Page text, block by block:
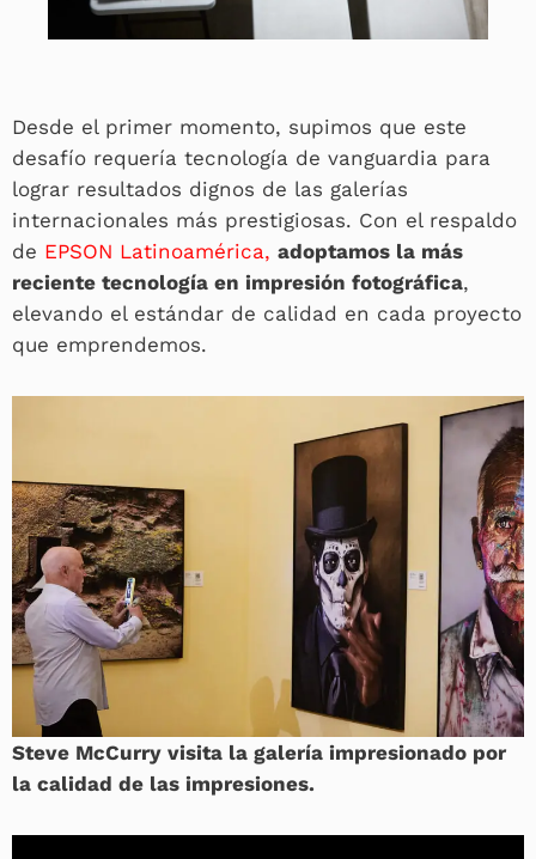
Desde el primer momento, supimos que este
desafío requería tecnología de vanguardia para
lograr resultados dignos de las galerías
internacionales más prestigiosas. Con el respaldo
de EPSON Latinoamérica, adoptamos la más
reciente tecnología en impresión fotográfica,
elevando el estándar de calidad en cada proyecto
que emprendemos.
Steve McCurry visita la galería impresionado por
la calidad de las impresiones.